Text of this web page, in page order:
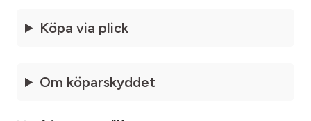
Köpa via plick
Om köparskyddet